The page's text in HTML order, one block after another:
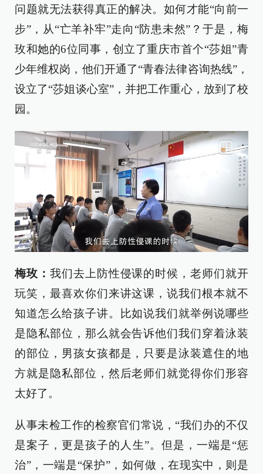
问题就无法获得真正的解决。如何才能“向前一
步”，从“亡羊补牢”走向“防患未然”？于是，梅
玫和她的6位同事，创立了重庆市首个“莎姐”青
少年维权岗，他们开通了“青春法律咨询热线”，
设立了“莎姐谈心室”，并把工作重心，放到了校
园。
梅玫： 我们去上防性侵课的时候，老师们就开
玩笑，最喜欢你们来讲这课，说我们根本就不
知道怎么给孩子讲。比如说我们就举例说哪些
是隐私部位，那么就会告诉他们我们穿着泳装
的部位，男孩女孩都是，只要是泳装遮住的地
方就是隐私部位，然后老师们就觉得你们形容
太好了。
从事未检工作的检察官们常说，“我们办的不仅
是案子，更是孩子的人生”。但是，一端是“惩
治”，一端是“保护”，如何做，在现实中，则是